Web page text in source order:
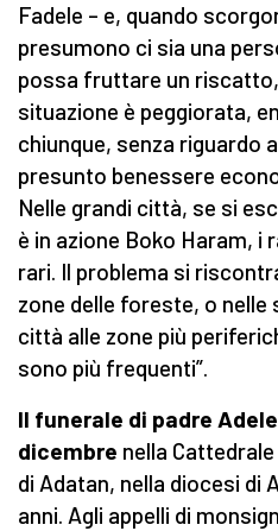
Fadele – e, quando
presumono ci sia una
possa fruttare un
situazione è peggiorata,
chiunque, senza riguardo
presunto benessere
Nelle grandi città, se si
è in azione Boko Haram,
rari. Il problema si
zone delle foreste, o nelle
città alle zone più
sono più frequenti”.
Il funerale di padre
dicembre nella
di Adatan, nella diocesi di
anni. Agli appelli di